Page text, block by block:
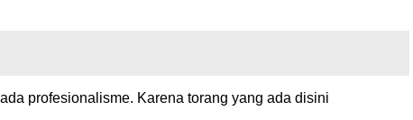
profesionalisme. Karena torang yang ada disini